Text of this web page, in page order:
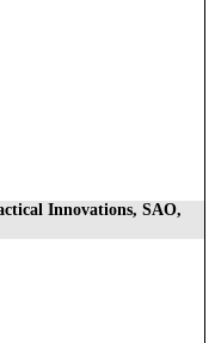
Innovations, SAO,